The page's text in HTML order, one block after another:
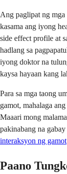
Ang paglipat ng mga
kasama ang iyong
side effect profile at
hadlang sa
iyong doktor na
kaysa hayaan kang
Para sa mga taong
gamot, mahalaga
Maaari mong
pakinabang na
interaksyon ng gamot
Paano